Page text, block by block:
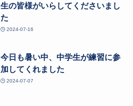
生の皆様がいらしてくださいまし
た
2024-07-16
今日も暑い中、中学生が練習に参
加してくれました
2024-07-07